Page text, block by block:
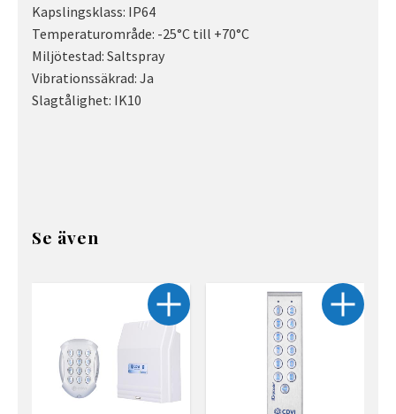
Kapslingsklass: IP64
Temperaturområde: -25°C till +70°C
Miljötestad: Saltspray
Vibrationssäkrad: Ja
Slagtålighet: IK10
Se även